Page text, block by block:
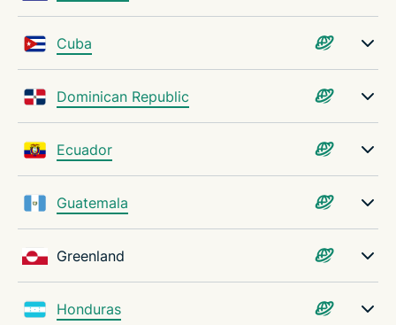
Cuba
Dominican Republic
Ecuador
Guatemala
Greenland
Honduras